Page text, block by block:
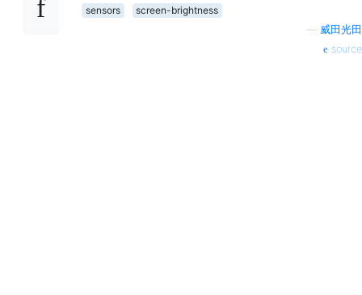
sensors
screen-brightness
威田光田
source